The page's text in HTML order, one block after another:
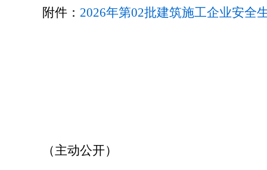
附件： 2026年第02批建筑施工企业安全
（主动公开）